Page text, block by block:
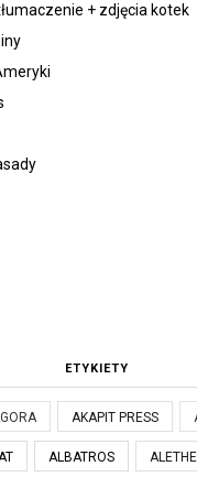
+ zdjęcia kotek
ETYKIETY
AKAPIT PRESS
ALBATROS